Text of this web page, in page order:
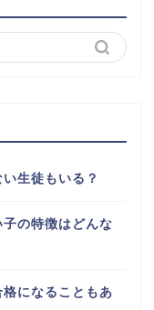
生徒もいる？
の特徴はどんな
になることもあ